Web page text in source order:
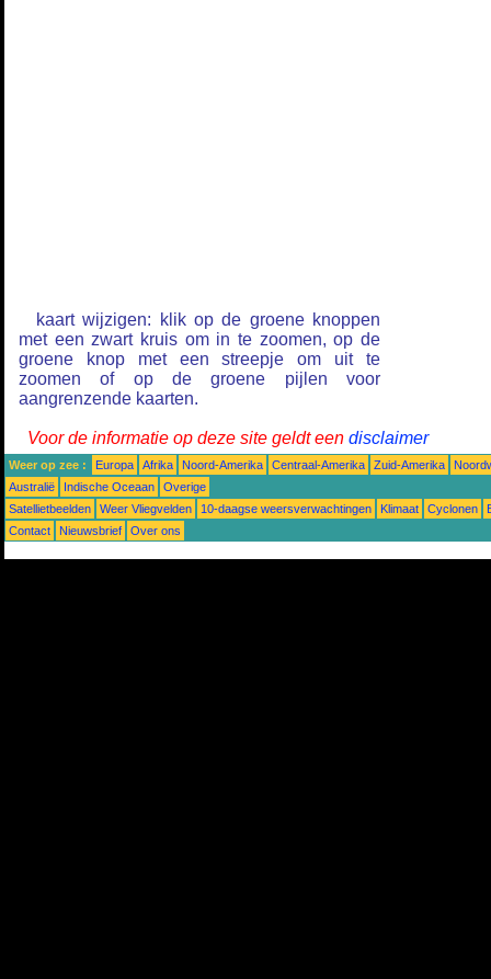
kaart wijzigen: klik op de groene knoppen
met een zwart kruis om in te zoomen, op de
groene knop met een streepje om uit te
zoomen of op de groene pijlen voor
aangrenzende kaarten.
Voor de informatie op deze site geldt een disclaimer
Weer op zee : Europa Afrika Noord-Amerika Centraal-Amerika Zuid-Amerika
Australië
Indische Oceaan
Overige
Satellietbeelden
Weer Vliegvelden 10-daagse weersverwachtingen Klimaat Cyclonen
Contact
Nieuwsbrief Over ons